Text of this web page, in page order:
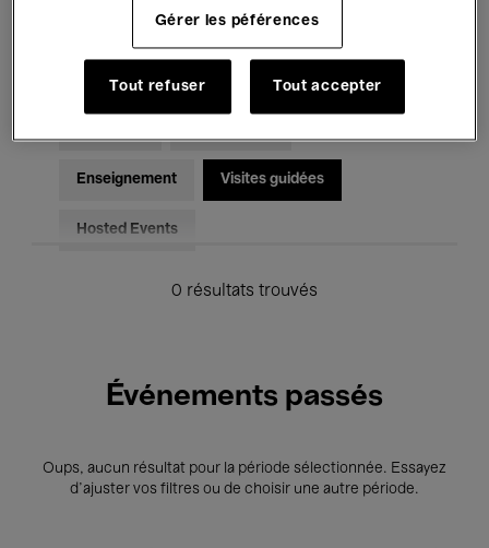
Enseignement Visites guidées
Hosted Events
0 résultats trouvés
Événements passés
Oups, aucun résultat pour la période sélectionnée. Essayez
d’ajuster vos filtres ou de choisir une autre période.
Gérer les péférences
Tout refuser Tout accepter